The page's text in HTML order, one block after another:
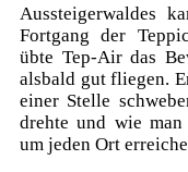
Aussteigerwaldes
Fortgang der
übte Tep-Air das
alsbald gut fliegen.
einer Stelle
drehte und wie
um jeden Ort